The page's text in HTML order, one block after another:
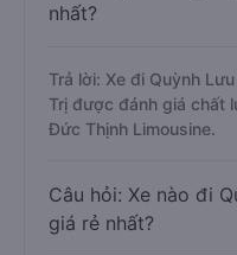
nhất?
Trả lời: Xe đi Quỳnh
Trị được đánh giá chất
Đức Thịnh Limousine.
Câu hỏi: Xe nào đi
giá rẻ nhất?